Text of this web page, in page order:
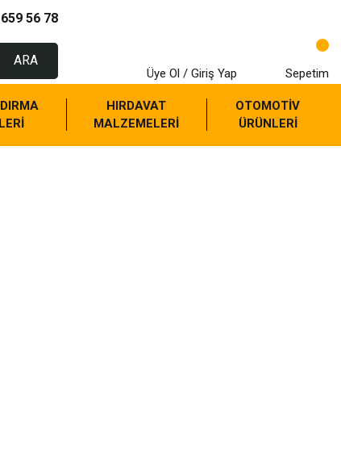
56 78
ARA
Üye Ol / Giriş Yap Sepetim
HIRDAVAT
MALZEMELERİ
OTOMOTİV
ÜRÜNLERİ